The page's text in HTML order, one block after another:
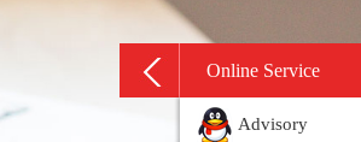
Online Service
Advisory